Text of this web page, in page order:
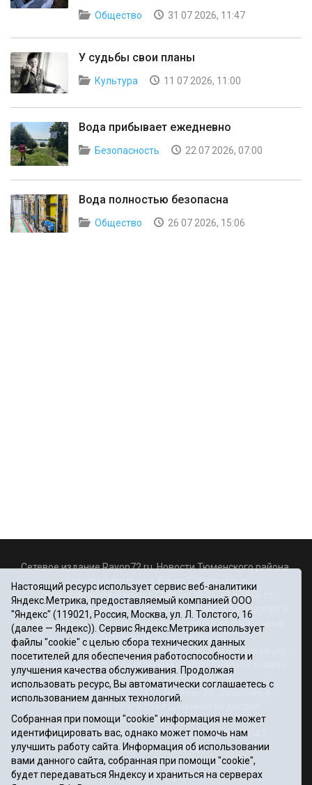
Общество 31 07 2026, 11:47
У судьбы свои планы
Культура 11 07 2026, 11:00
Вода прибывает ежедневно
Безопасность 22 07 2026, 07:00
Вода полностью безопасна
Общество 26 07 2026, 15:06
Сетевое издание Rayon72.ru. Новости Тюменского района.
Rayon72@yandex.ru
Регистрационный номер СМИ Эл № ФС77-67956 от
06.12.2016г., выдано Федеральной службой по надзору в
сфере связи, информационных технологий и массовых
коммуникаций (Роскомнадзор)
Учредитель: Автономная некоммерческая организация
«Информационно-издательский центр «Красное знамя».
Главный редактор Некрасова Т. В.
Почтовый адрес: 625031 г.Тюмень. ул. Шишкова, 6
Электронная почта объединенной редакции:
krasnoeznam@rambler.ru
Телефоны 8 (3452) 34-80-60, 69-56-73, 69-56-47
Политика оператора
Информация об учреждении
Публичная оферта
Настоящий ресурс использует сервис веб-аналитики
Яндекс.Метрика, предоставляемый компанией ООО
"Яндекс" (119021, Россия, Москва, ул. Л. Толстого, 16
(далее — Яндекс)). Сервис Яндекс.Метрика использует
файлы "cookie" с целью сбора технических данных
посетителей для обеспечения работоспособности и
улучшения качества обслуживания. Продолжая
использовать ресурс, Вы автоматически соглашаетесь с
использованием данных технологий.
Собранная при помощи "cookie" информация не может
идентифицировать вас, однако может помочь нам
улучшить работу сайта. Информация об использовании
вами данного сайта, собранная при помощи "cookie",
будет передаваться Яндексу и храниться на серверах